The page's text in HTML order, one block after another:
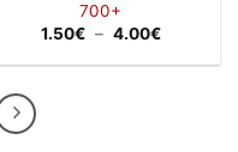
700+
1.50€ – 4.00€Plage
prix :